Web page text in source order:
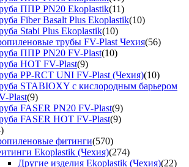
ППР PN20 Ekoplastik(11)
Fiber Basalt Plus Ekoplastik(10)
Stabi Plus Ekoplastik(10)
трубы FV-Plast Чехия(56)
ППР PN20 FV-Plast(10)
HOT FV-Plast(9)
PP-RCT UNI FV-Plast (Чехия)(10)
STABIOXY с кислородным барьером
Plast(9)
FASER PN20 FV-Plast(9)
FASER HOT FV-Plast(9)
фитинги(570)
Ekoplastik (Чехия)(274)
Другие изделия Ekoplastik (Чехия)(22)